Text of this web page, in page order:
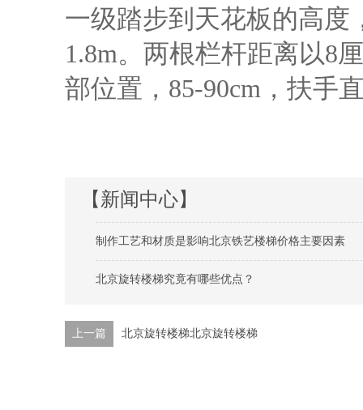
一级踏步到天花板的高度
1.8m。两根栏杆距离以8
部位置，85-90cm，扶手
【新闻中心】
制作工艺和材质是影响北京铁艺楼梯价格主要因素
北京旋转楼梯究竟有哪些优点？
上一篇 北京旋转楼梯北京旋转楼梯